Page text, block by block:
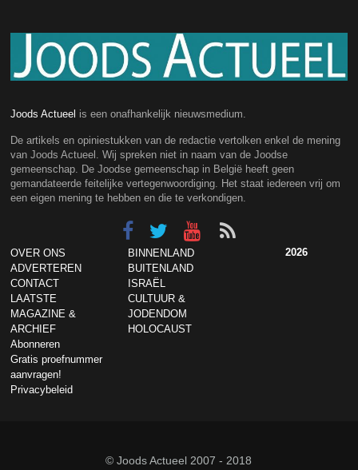
Joods Actueel is een onafhankelijk nieuwsmedium.
De artikels en opiniestukken van de redactie vertolken enkel de mening
van Joods Actueel. Wij spreken niet in naam van de Joodse
gemeenschap. De Joodse gemeenschap in België heeft geen
gemandateerde feitelijke vertegenwoordiging. Het staat iedereen vrij om
een eigen mening te hebben en die te verkondigen.
OVER ONS
ADVERTEREN
CONTACT
LAATSTE
MAGAZINE &
ARCHIEF
Abonneren
Gratis proefnummer
aanvragen!
Privacybeleid
BINNENLAND
BUITENLAND
ISRAËL
CULTUUR &
JODENDOM
HOLOCAUST
2026
© Joods Actueel 2007 - 2018